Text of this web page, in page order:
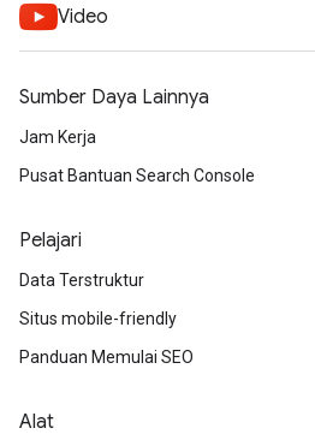
Video
Sumber Daya Lainnya
Jam Kerja
Pusat Bantuan Search Console
Pelajari
Data Terstruktur
Situs mobile-friendly
Panduan Memulai SEO
Alat